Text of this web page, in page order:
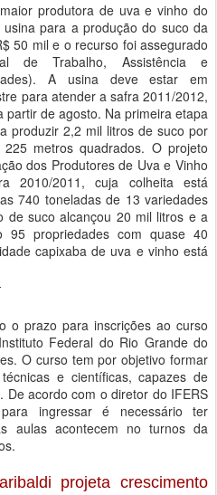
produtora de uva e vinho do
para a produção do suco da
50 mil e o recurso foi assegurado
de Trabalho, Assistência e
A usina deve estar em
para atender a safra 2011/2012,
partir de agosto. Na primeira etapa
produzir 2,2 mil litros de suco por
metros quadrados. O projeto
dos Produtores de Uva e Vinho
2010/2011, cuja colheita está
740 toneladas de 13 variedades
de suco alcançou 20 mil litros e a
propriedades com quase 40
capixaba de uva e vinho está
o prazo para inscrições ao curso
Federal do Rio Grande do
O curso tem por objetivo formar
e científicas, capazes de
acordo com o diretor do IFERS
ingressar é necessário ter
aulas acontecem no turnos da
projeta crescimento